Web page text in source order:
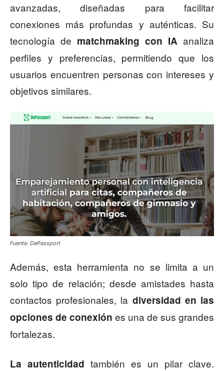
avanzadas, diseñadas para facilitar
conexiones más profundas y auténticas. Su
tecnología de matchmaking con IA analiza
perfiles y preferencias, permitiendo que los
usuarios encuentren personas con intereses y
objetivos similares.
Fuente: DePassport
Además, esta herramienta no se limita a un
solo tipo de relación; desde amistades hasta
contactos profesionales, la diversidad en las
opciones de conexión es una de sus grandes
fortalezas.
La autenticidad también es un pilar clave.